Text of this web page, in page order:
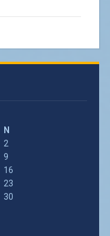
N
2
9
16
23
30